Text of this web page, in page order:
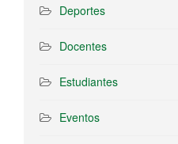
Deportes
Docentes
Estudiantes
Eventos